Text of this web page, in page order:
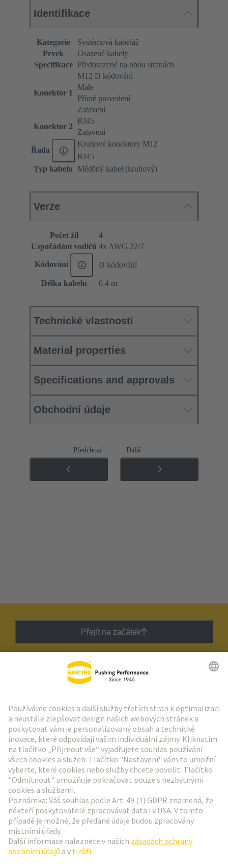
Identifikace
Kategorie
Systémová kabeláž
Prvek
Osazené kabely
Specifikace
Předosazené na obou stranách
Konektor 1
M12 D kódování
Male
Přímé provedení
Zatavení
Konektor 2
RJ45
Zatavení
Řada
Kruhové konektory M12
RJ45
Typ kabelu
Měděný kabel (kruhový)
Verze
Počet žil
4
Uspořádání vodičů 4x AWG 22/7
Kódování D kódování
Délka kabelu 0.4 m
Technické vlastnosti
Material properties
Specifications and approvals
Obchodní údaje
Předchozí Další
Přejít na začátek
Zpravodaj HARTING
Přejít na registraci
Social Media
Česká republika